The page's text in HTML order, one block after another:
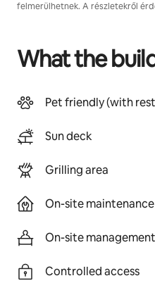
felmerülhetnek. A részletekről
What the
Pet friendly (with
Sun deck
Grilling area
On-site
On-site management
Controlled access